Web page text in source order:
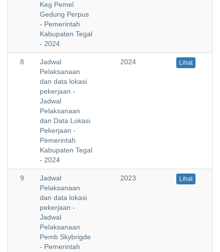
Keg Pemel
Gedung Perpus
- Pemerintah
Kabupaten Tegal
- 2024
8
Jadwal
Pelaksanaan
dan data lokasi
pekerjaan -
Jadwal
Pelaksanaan
dan Data Lokasi
Pekerjaan -
Pemerintah
Kabupaten Tegal
- 2024
2024 Lihat
9
Jadwal
Pelaksanaan
dan data lokasi
pekerjaan -
Jadwal
Pelaksanaan
Pemb Skybrigde
- Pemerintah
2023 Lihat